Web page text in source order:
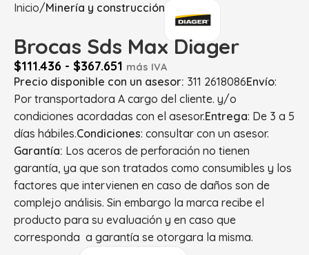
Inicio Minería y construcción
Brocas Sds Max Diager
$111.436 - $367.651 más IVA
Precio disponible con un asesor: 311 2618086Envío:
Por transportadora A cargo del cliente. y/o
condiciones acordadas con el asesor.Entrega: De 3 a 5
días hábiles.Condiciones: consultar con un asesor.
Garantía: Los aceros de perforación no tienen
garantía, ya que son tratados como consumibles y los
factores que intervienen en caso de daños son de
complejo análisis. Sin embargo la marca recibe el
producto para su evaluación y en caso que
corresponda a garantía se otorgara la misma.